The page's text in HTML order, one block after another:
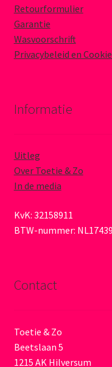
Retourformulier
Garantie
Wasvoorschrift
Privacybeleid en
Informatie
Uitleg
Over Toetie & Zo
In de media
KvK: 32158911
BTW-nummer:
Contact
Toetie & Zo
Beetslaan 5
1215 AK Hilversum